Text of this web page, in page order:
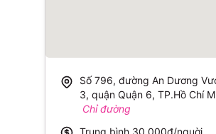
Số 796, đường An Dương
3, quận Quận 6, TP.Hồ Chí
Chỉ đường
Trung bình 30.000đ/nguời